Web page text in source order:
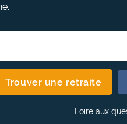
Trouver une retraite
Foire aux